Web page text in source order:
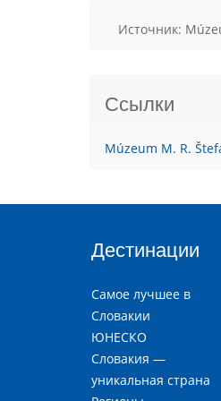
Источник:
Ссылки
Múzeum M. R.
Дестинации
Самое лучшее в
Словакии
ЮНЕСКО
Словакия —
уникальная страна